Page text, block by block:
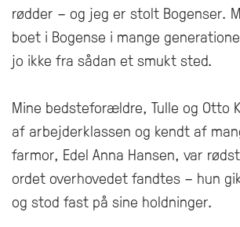
rødder – og jeg er stolt Bogenser.
boet i Bogense i mange
jo ikke fra sådan et smukt sted.
Mine bedsteforældre, Tulle og Otto
af arbejderklassen og kendt af
farmor, Edel Anna Hansen, var
ordet overhovedet fandtes – hun
og stod fast på sine holdninger.